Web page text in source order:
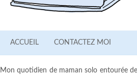
ACCUEIL CONTACTEZ MOI
Mon quotidien de maman solo entourée